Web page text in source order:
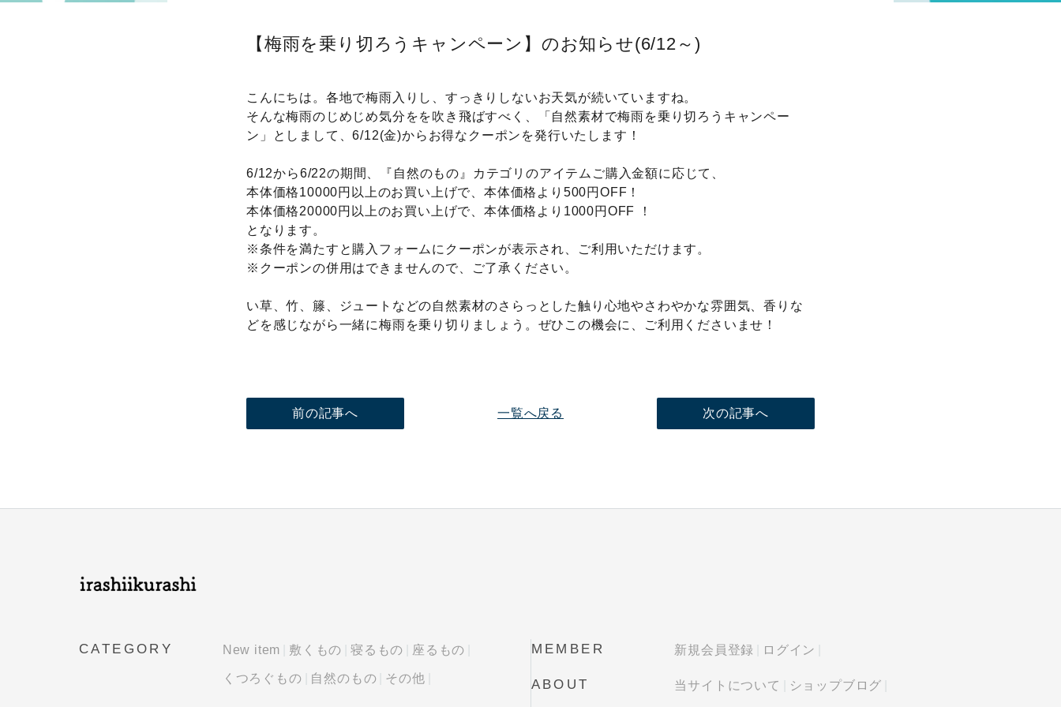
【梅雨を乗り切ろうキャンペーン】のお知らせ(6/12～)
こんにちは。各地で梅雨入りし、すっきりしないお天気が続いていますね。
そんな梅雨のじめじめ気分をを吹き飛ばすべく、「自然素材で梅雨を乗り切ろうキャンペー
ン」としまして、6/12(金)からお得なクーポンを発行いたします！
6/12から6/22の期間、『自然のもの』カテゴリのアイテムご購入金額に応じて、
本体価格10000円以上のお買い上げで、本体価格より500円OFF！
本体価格20000円以上のお買い上げで、本体価格より1000円OFF ！
となります。
※条件を満たすと購入フォームにクーポンが表示され、ご利用いただけます。
※クーポンの併用はできませんので、ご了承ください。
い草、竹、籐、ジュートなどの自然素材のさらっとした触り心地やさわやかな雰囲気、香りな
どを感じながら一緒に梅雨を乗り切りましょう。ぜひこの機会に、ご利用くださいませ！
前の記事へ 一覧へ戻る 次の記事へ
CATEGORY New item 敷くもの 寝るもの 座るもの
くつろぐもの 自然のもの その他
MEMBER 新規会員登録 ログイン
ABOUT 当サイトについて ショップブログ